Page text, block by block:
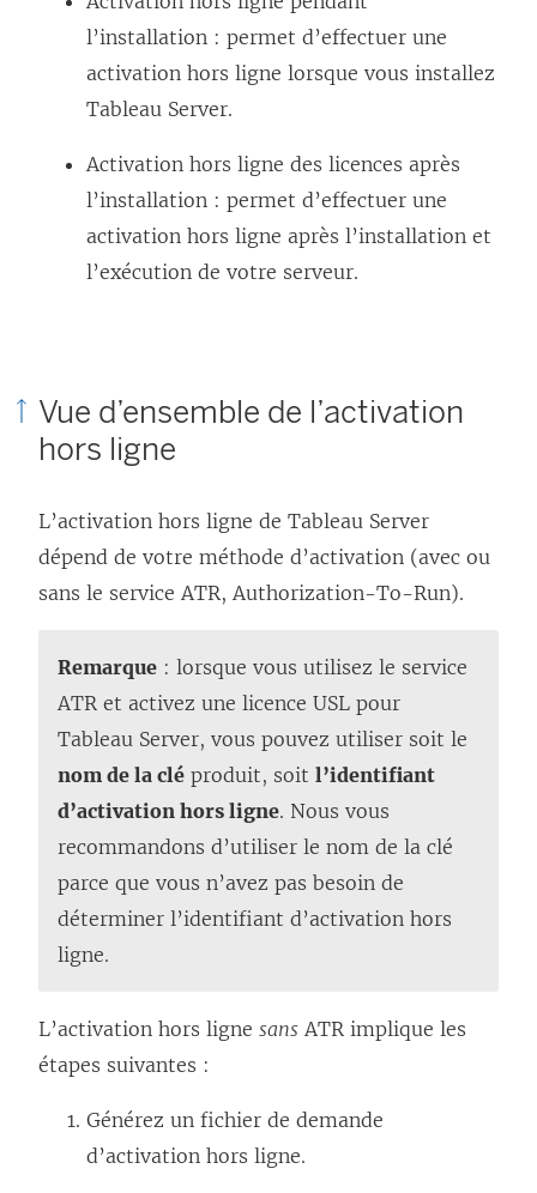
l’installation : permet d’effectuer une
activation hors ligne lorsque vous installez
Tableau Server.
Activation hors ligne des licences après
l’installation : permet d’effectuer une
activation hors ligne après l’installation et
l’exécution de votre serveur.
Vue d’ensemble de l’activation
hors ligne
L’activation hors ligne de Tableau Server
dépend de votre méthode d’activation (avec ou
sans le service ATR, Authorization-To-Run).
Remarque : lorsque vous utilisez le service
ATR et activez une licence USL pour
Tableau Server, vous pouvez utiliser soit le
nom de la clé produit, soit l’identifiant
d’activation hors ligne. Nous vous
recommandons d’utiliser le nom de la clé
parce que vous n’avez pas besoin de
déterminer l’identifiant d’activation hors
ligne.
L’activation hors ligne sans ATR implique les
étapes suivantes :
Générez un fichier de demande
d’activation hors ligne.